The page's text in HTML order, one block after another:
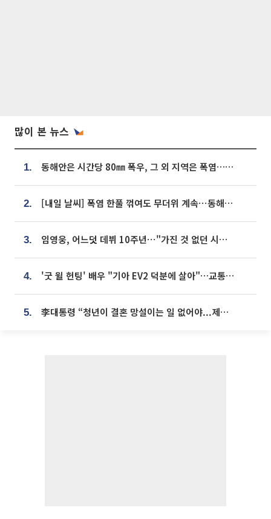
많이 본 뉴스
1. 동해안은 시간당 80㎜ 폭우, 그 외 지역은 폭염…‘극과 극 날씨’
2. [내일 날씨] 폭염 한풀 꺾여도 무더위 계속⋯동해안 이틀 연속 비
3. 임영웅, 어느덧 데뷔 10주년⋯"가진 것 없던 시절, 내 앞엔 20명의 팬뿐"
4. '굿 윌 헌팅' 배우 "기아 EV2 덕분에 살아"…교통사고 후 안전성 극찬
5. 李대통령 “청년이 결혼 망설이는 일 없어야...제도상 불이익 조사”